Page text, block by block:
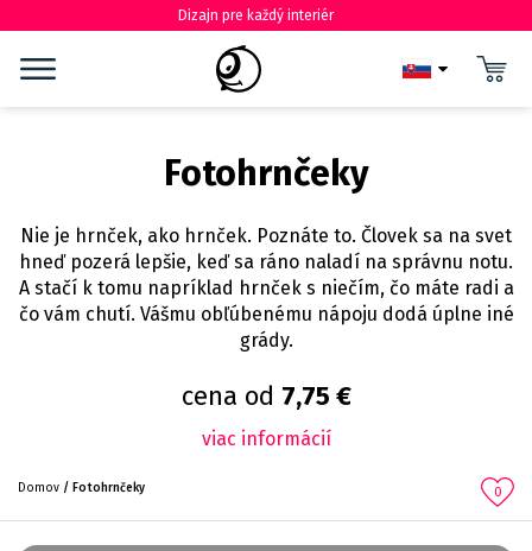
Dizajn pre každý interiér
Fotohrnčeky
Nie je hrnček, ako hrnček. Poznáte to. Človek sa na svet
hneď pozerá lepšie, keď sa ráno naladí na správnu notu.
A stačí k tomu napríklad hrnček s niečím, čo máte radi a
čo vám chutí. Vášmu obľúbenému nápoju dodá úplne iné
grády.
cena od 7,75 €
viac informácií
0
Domov Fotohrnčeky